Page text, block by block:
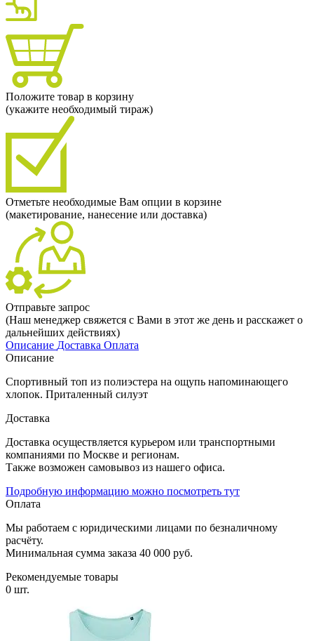
Положите товар в корзину
(укажите необходимый тираж)
Отметьте необходимые Вам опции в корзине
(макетирование, нанесение или доставка)
Отправьте запрос
(Наш менеджер свяжется с Вами в этот же день и расскажет о
дальнейших действиях)
Описание Доставка Оплата
Описание
Спортивный топ из полиэстера на ощупь напоминающего
хлопок. Приталенный силуэт
Доставка
Доставка осуществляется курьером или транспортными
компаниями по Москве и регионам.
Также возможен самовывоз из нашего офиса.
Подробную информацию можно посмотреть тут
Оплата
Мы работаем с юридическими лицами по безналичному
расчёту.
Минимальная сумма заказа 40 000 руб.
Рекомендуемые товары
0 шт.